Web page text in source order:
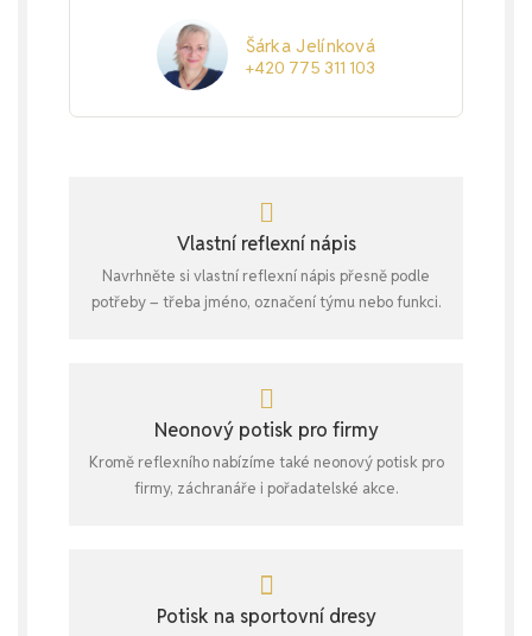
Šárka Jelínková
+420 775 311 103
Vlastní reflexní nápis
Navrhněte si vlastní reflexní nápis přesně podle
potřeby – třeba jméno, označení týmu nebo funkci.
Neonový potisk pro firmy
Kromě reflexního nabízíme také neonový potisk pro
firmy, záchranáře i pořadatelské akce.
Potisk na sportovní dresy